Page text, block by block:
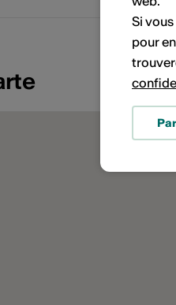
Si
pour